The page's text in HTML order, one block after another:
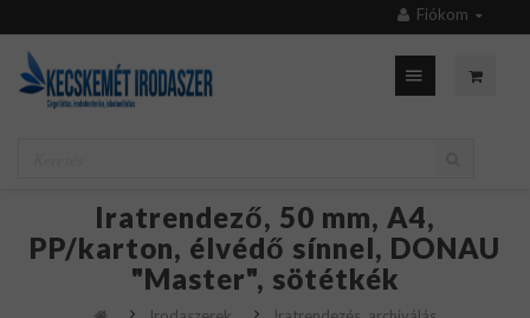
Fiókom
Iratrendező, 50 mm, A4,
PP/karton, élvédő sínnel, DONAU
"Master", sötétkék